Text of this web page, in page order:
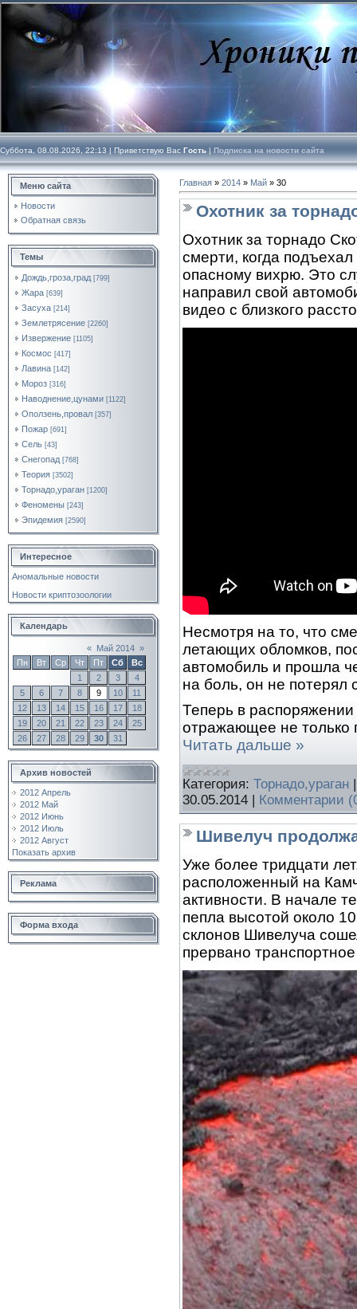
Суббота, 08.08.2026, 22:13 | Приветствую Вас Гость | Подписка на новости сайта
Меню сайта
Новости
Обратная связь
Темы
Дождь,гроза,град [799]
Жара [639]
Засуха [214]
Землетрясение [2260]
Извержение [1105]
Космос [417]
Лавина [142]
Мороз [316]
Наводнение,цунами [1122]
Оползень,провал [357]
Пожар [691]
Сель [43]
Снегопад [768]
Теория [3502]
Торнадо,ураган [1200]
Феномены [243]
Эпидемия [2590]
Интересное
Аномальные новости
Новости криптозоологии
Календарь
« Май 2014 »
Пн
Вт Ср Чт Пт Сб
Вс
1
2 3
4
5
6 7 8 9 10
11
12
13 14 15 16 17
18
19
20 21 22 23 24
25
26
27 28 29 30 31
Архив новостей
2012 Апрель
2012 Май
2012 Июнь
2012 Июль
2012 Август
Показать архив
Реклама
Форма входа
Главная » 2014 » Май » 30
Охотник за
Охотник за торнадо
смерти, когда
опасному вихрю. Это
направил свой
видео с близкого
Несмотря на то, что
летающих обломков,
автомобиль и прошла
на боль, он не потерял
Теперь в
отражающее не только
Читать дальше »
Категория: Торнадо,ураган
30.05.2014 | Комментарии
Шивелуч
Уже более тридцати
расположенный на
активности. В начале
пепла высотой около
склонов Шивелуча
прервано